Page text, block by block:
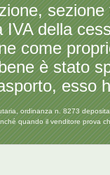
IVA della
come
è stato
esso
ordinanza n. 8273
quando il venditore prova